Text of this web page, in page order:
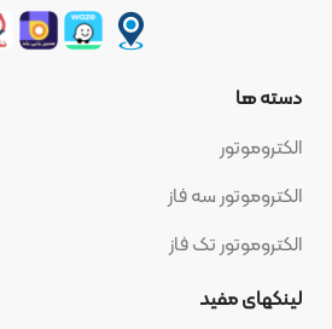
دسته ها
الکتروموتور
الکتروموتور سه فاز
الکتروموتور تک فاز
لینکهای مفید